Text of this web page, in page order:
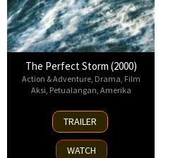
The Perfect Storm (2000)
Action & Adventure, Drama, Film
Aksi, Petualangan, Amerika
29
Jun
2000
TRAILER
WATCH